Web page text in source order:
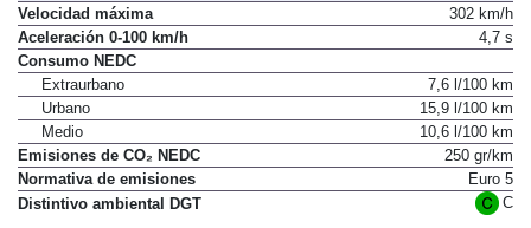
Velocidad máxima
302 km/h
Aceleración 0-100 km/h
4,7 s
Consumo NEDC
Extraurbano
7,6 l/100 km
Urbano
15,9 l/100 km
Medio
10,6 l/100 km
Emisiones de CO₂ NEDC
250 gr/km
Normativa de emisiones
Euro 5
Distintivo ambiental DGT
C